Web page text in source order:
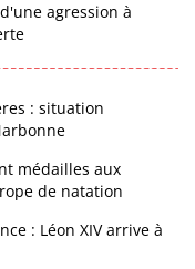
agression à
: situation
médailles aux
de natation
: Léon XIV arrive à